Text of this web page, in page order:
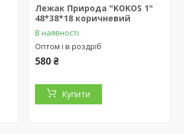
Лежак Природа "KOKOS 1"
48*38*18 коричневий
В наявності
Оптом і в роздріб
580 ₴
Купити